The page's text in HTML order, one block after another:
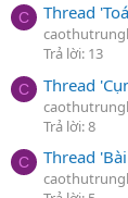
C Thread
Trả lời: 13
C Thread
Trả lời: 8
C Thread